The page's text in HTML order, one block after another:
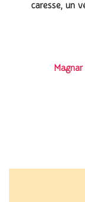
caresse, un